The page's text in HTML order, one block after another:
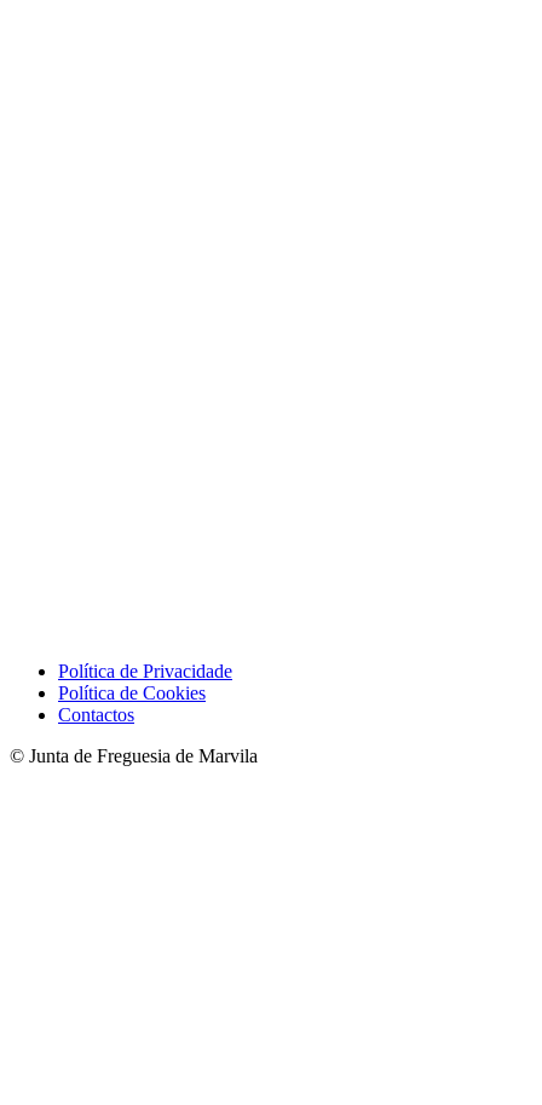
Política de Privacidade
Política de Cookies
Contactos
© Junta de Freguesia de Marvila